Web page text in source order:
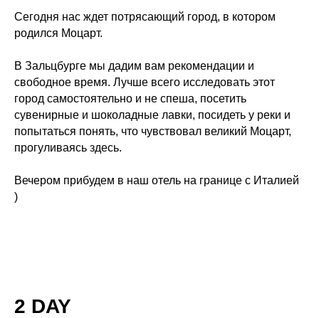
Сегодня нас ждет потрясающий город, в котором
родился Моцарт.
В Зальцбурге мы дадим вам рекомендации и
свободное время. Лучше всего исследовать этот
город самостоятельно и не спеша, посетить
сувенирные и шоколадные лавки, посидеть у реки и
попытаться понять, что чувствовал великий Моцарт,
прогуливаясь здесь.
Вечером прибудем в наш отель на границе с Италией
)
2 DAY